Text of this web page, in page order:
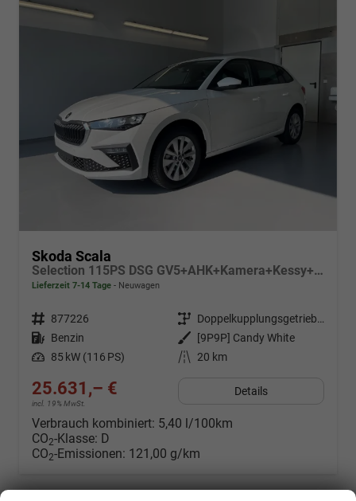
Skoda Scala
Selection 115PS DSG GV5+AHK+Kamera+Kessy+PDC+Sitzheiz+Alu16+Climatronic
Lieferzeit 7-14 Tage Neuwagen
Fahrzeugnr. 877226 Getriebe
Doppelkupplungsgetriebe (DSG)
Kraftstoff Benzin Außenfarbe
[9P9P] Candy White
Leistung 85 kW (116 PS) Kilometerstand 20 km
25.631,– €
incl. 19% MwSt.
Details
Verbrauch kombiniert: 5,40 l/100km
CO2-Klasse: D
CO2-Emissionen: 121,00 g/km